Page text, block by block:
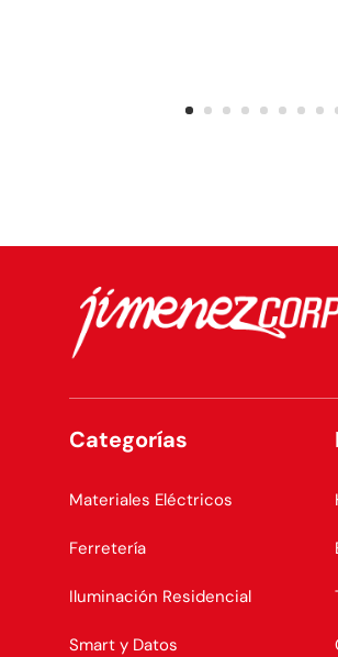
Categorías
Materiales Eléctricos
Ferretería
Iluminación Residencial
Smart y Datos